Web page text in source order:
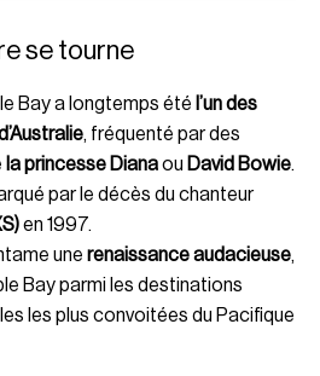
se tourne
Bay a longtemps été l’un des
, fréquenté par des
la princesse Dianaou David Bowie.
par le décès du chanteur
en 1997.
une renaissance audacieuse,
Bay parmi les destinations
les plus convoitées du Pacifique